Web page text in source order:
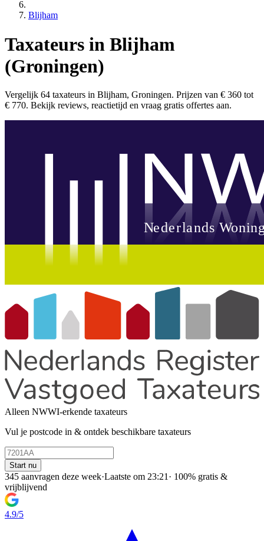
Blijham
Taxateurs in Blijham
(Groningen)
Vergelijk 64 taxateurs in Blijham, Groningen. Prijzen van € 360 tot
€ 770. Bekijk reviews, reactietijd en vraag gratis offertes aan.
Alleen NWWI-erkende taxateurs
Vul je postcode in & ontdek beschikbare taxateurs
Start nu
345 aanvragen deze week·Laatste om 23:21 · 100% gratis &
vrijblijvend
4.9/5